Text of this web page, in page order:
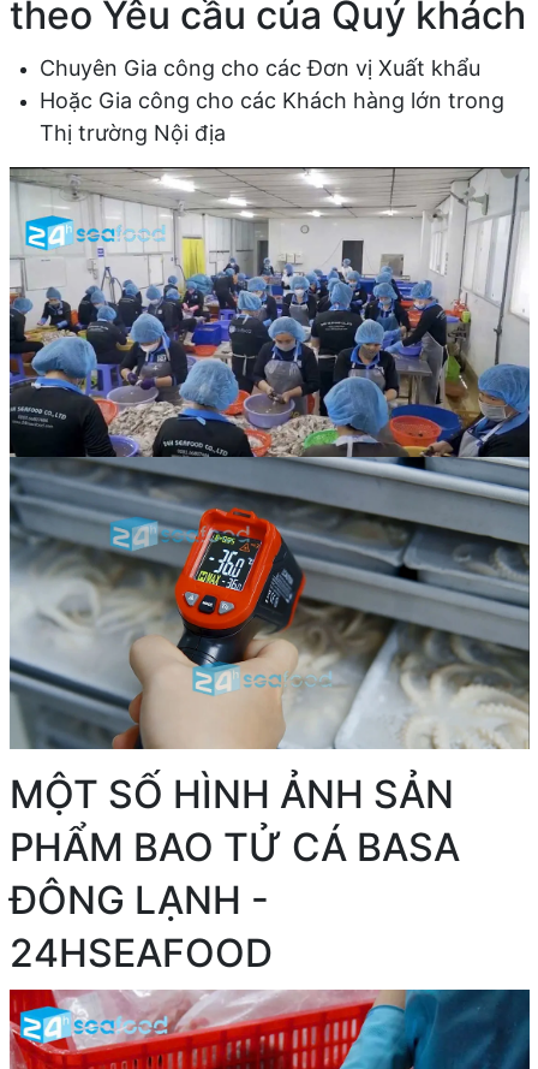
theo Yêu cầu của Quý khách
Chuyên Gia công cho các Đơn vị Xuất khẩu
Hoặc Gia công cho các Khách hàng lớn trong
Thị trường Nội địa
MỘT SỐ HÌNH ẢNH SẢN
PHẨM BAO TỬ CÁ BASA
ĐÔNG LẠNH -
24HSEAFOOD